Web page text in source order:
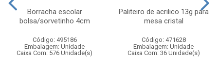
Borracha escolar
bolsa/sorvetinho 4cm
Código: 495186
Embalagem: Unidade
Caixa Com: 576 Unidade(s)
Paliteiro de acrilico 13g para
mesa cristal
Código: 471628
Embalagem: Unidade
Caixa Com: 36 Unidade(s)